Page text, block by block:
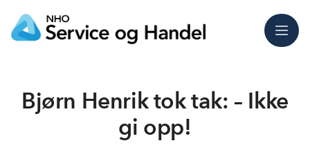
Meny
Bjørn Henrik tok tak: – Ikke
gi opp!